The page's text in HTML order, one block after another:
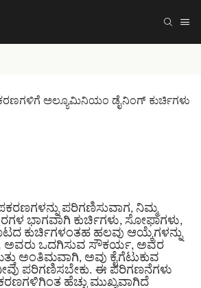
ಅಲ್ಯೂಮಿನಿಯಂ ಡೈನಿಂಗ್ ಕುರ್ಚಿಗಳು
ಪರಿಗಣಿಸುವಾಗ, ನಿಮ್ಮ
ಭಾಗವಾಗಿ ಕುರ್ಚಿಗಳು, ಸೋಫಾಗಳು,
ಕುರ್ಚಿಗಳಂತಹ ಹಲವು ಆಯ್ಕೆಗಳನ್ನು
ಅವರು ಒದಗಿಸುವ ಸೌಕರ್ಯ, ಅವರ
ಅಂತಿಮವಾಗಿ, ಅವು ಕೈಗೆಟುಕುವ
ಪರಿಗಣಿಸಬೇಕು. ಈ ಪರಿಗಣನೆಗಳು
ಹೆಚ್ಚು ಮುಖ್ಯವಾಗಿದೆ